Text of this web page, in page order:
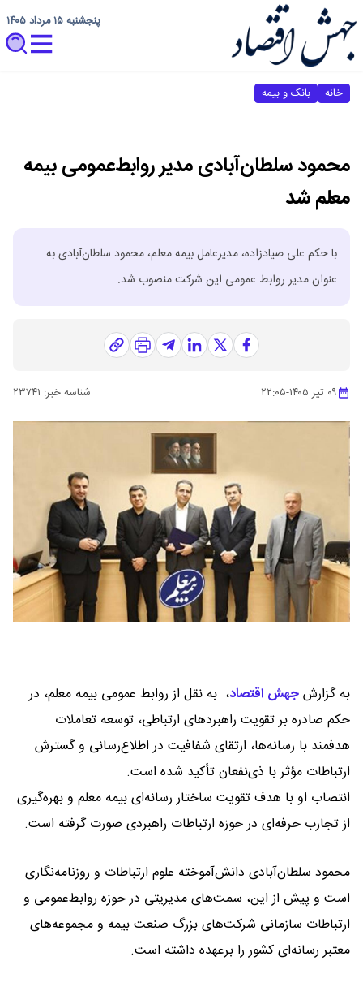
پنجشنبه ۱۵ مرداد ۱۴۰۵
خانه بانک و بیمه
محمود سلطان‌آبادی مدیر روابط‌عمومی بیمه
معلم شد
با حکم علی صیادزاده، مدیرعامل بیمه معلم، محمود سلطان‌آبادی به
عنوان مدیر روابط عمومی این شرکت منصوب شد.
۰۹ تیر ۱۴۰۵ -۲۲:۰۵ شناسه خبر: ۲۳۷۴۱
به گزارشجهش اقتصاد، به نقل از روابط عمومی بیمه معلم، در
حکم صادره بر تقویت راهبردهای ارتباطی، توسعه تعاملات
هدفمند با رسانه‌ها، ارتقای شفافیت در اطلاع‌رسانی و گسترش
ارتباطات مؤثر با ذی‌نفعان تأکید شده است.
انتصاب او با هدف تقویت ساختار رسانه‌ای بیمه معلم و بهره‌گیری
از تجارب حرفه‌ای در حوزه ارتباطات راهبردی صورت گرفته است.
محمود سلطان‌آبادی دانش‌آموخته علوم ارتباطات و روزنامه‌نگاری
است و پیش از این، سمت‌های مدیریتی در حوزه روابط‌عمومی و
ارتباطات سازمانی شرکت‌های بزرگ صنعت بیمه و‌ مجموعه‌های
معتبر رسانه‌ای کشور را برعهده داشته است.